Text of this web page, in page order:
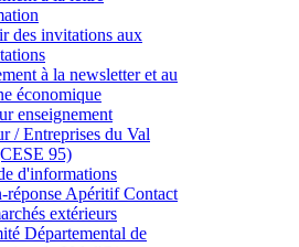
des invitations aux
à la newsletter et au
économique
enseignement
/ Entreprises du Val
95)
d'informations
réponse Apéritif Contact
extérieurs
Départemental de